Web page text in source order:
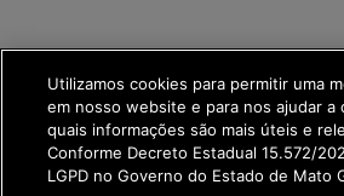
Executiva de
Transformação Digital
get_footer();
Utilizamos cookies para permitir uma
em nosso website e para nos ajudar a
quais informações são mais úteis e
Conforme Decreto Estadual 15.572/
LGPD no Governo do Estado de Mato